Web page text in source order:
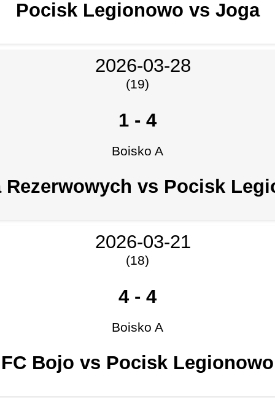
Pocisk Legionowo vs Joga
2026-03-28
(19)
1 - 4
Boisko A
Rezerwowych vs Pocisk
2026-03-21
(18)
4 - 4
Boisko A
FC Bojo vs Pocisk Legionowo